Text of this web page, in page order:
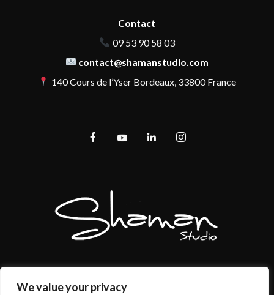
We value your privacy
Contact
09 53 90 58 03
contact@shamanstudio.com
140 Cours de l’Yser Bordeaux, 33800 France